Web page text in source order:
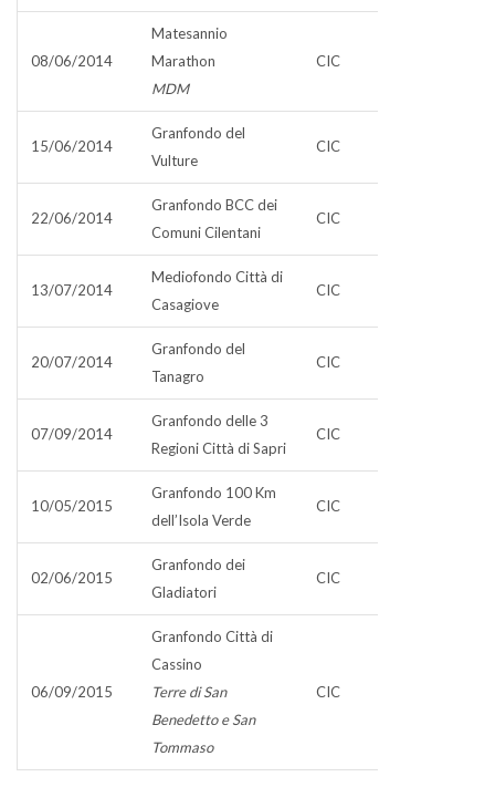
08/06/2014
Matesannio
Marathon
MDM
CIC
15/06/2014
Granfondo del
Vulture
CIC
22/06/2014
Granfondo BCC dei
Comuni Cilentani
CIC
13/07/2014
Mediofondo Città di
Casagiove
CIC
20/07/2014
Granfondo del
Tanagro
CIC
07/09/2014
Granfondo delle 3
Regioni Città di Sapri
CIC
10/05/2015
Granfondo 100 Km
dell’Isola Verde
CIC
02/06/2015
Granfondo dei
Gladiatori
CIC
06/09/2015
Granfondo Città di
Cassino
Terre di San
Benedetto e San
Tommaso
CIC